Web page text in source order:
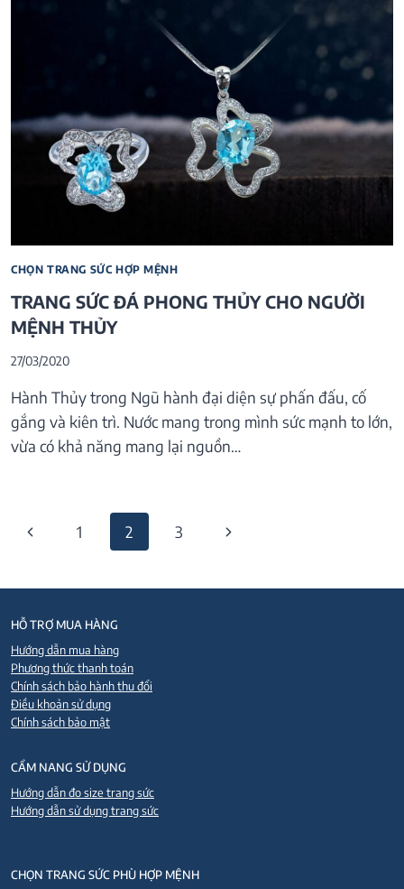
CHỌN TRANG SỨC HỢP MỆNH
TRANG SỨC ĐÁ PHONG THỦY CHO NGƯỜI
MỆNH THỦY
27/03/2020
Hành Thủy trong Ngũ hành đại diện sự phấn đấu, cố
gắng và kiên trì. Nước mang trong mình sức mạnh to lớn,
vừa có khả năng mang lại nguồn…
Page
Previous1 2 3
Next
HỖ TRỢ MUA HÀNG
Hướng dẫn mua hàng
Phương thức thanh toán
Chính sách bảo hành thu đổi
Điều khoản sử dụng
Chính sách bảo mật
CẨM NANG SỬ DỤNG
Hướng dẫn đo size trang sức
Hướng dẫn sử dụng trang sức
CHỌN TRANG SỨC PHÙ HỢP MỆNH